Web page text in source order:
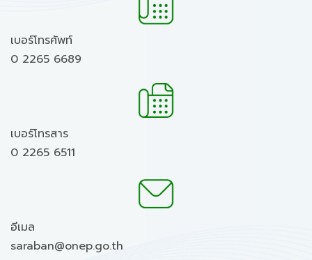
เบอร์โทรศัพท์
0 2265 6689
เบอร์โทรสาร
0 2265 6511
อีเมล
saraban@onep.go.th